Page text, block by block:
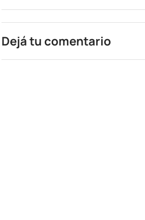
Dejá tu comentario